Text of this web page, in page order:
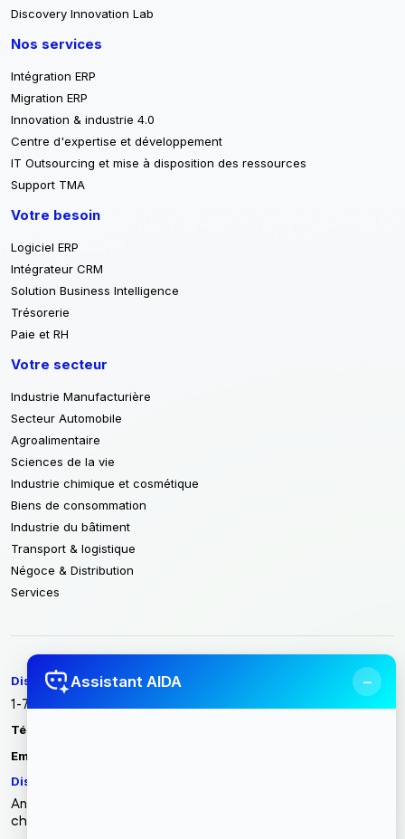
Assistant AIDA −
Discovery Innovation Lab
Nos services
Intégration ERP
Migration ERP
Innovation & industrie 4.0
Centre d'expertise et développement
IT Outsourcing et mise à disposition des ressources
Support TMA
Votre besoin
Logiciel ERP
Intégrateur CRM
Solution Business Intelligence
Trésorerie
Paie et RH
Votre secteur
Industrie Manufacturière
Secteur Automobile
Agroalimentaire
Sciences de la vie
Industrie chimique et cosmétique
Biens de consommation
Industrie du bâtiment
Transport & logistique
Négoce & Distribution
Services
Discovery Intech France
1-7 Cours Valmy 92923 Paris La Défense / France
Tél :
Email :
Discovery Intech Tunisie
Angle rue du métal, rue des entrepreneurs zone industrielle
charguia II Carthage - Tunisie 2035 Tunis